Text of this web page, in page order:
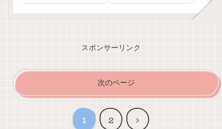
スポンサーリンク
次のページ
1 2
次